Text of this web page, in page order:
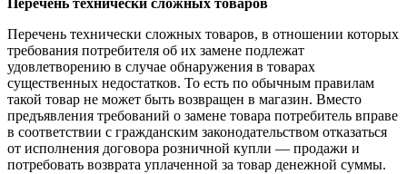
Перечень технически сложных товаров
Перечень технически сложных товаров, в отношении которых
требования потребителя об их замене подлежат
удовлетворению в случае обнаружения в товарах
существенных недостатков. То есть по обычным правилам
такой товар не может быть возвращен в магазин. Вместо
предъявления требований о замене товара потребитель вправе
в соответствии с гражданским законодательством отказаться
от исполнения договора розничной купли — продажи и
потребовать возврата уплаченной за товар денежной суммы.